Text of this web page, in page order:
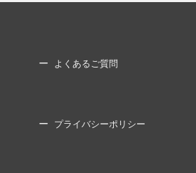
よくあるご質問
プライバシーポリシー